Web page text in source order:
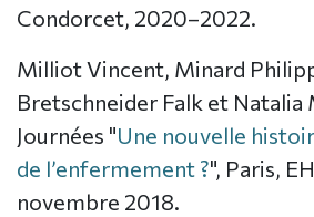
Condorcet, 2020–2022.
Milliot Vincent, Minard
Bretschneider Falk et Natalia
Journées "Une nouvelle
de l’enfermement ?", Paris,
novembre 2018.